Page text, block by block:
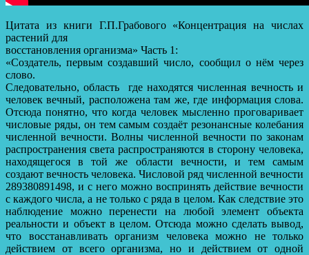
Цитата из книги Г.П.Грабового «Концентрация на числах
растений для
восстановления организма» Часть 1:
«Создатель, первым создавший число, сообщил о нём через
слово.
Следовательно, область где находятся численная вечность и
человек вечный, расположена там же, где информация слова.
Отсюда понятно, что когда человек мысленно проговаривает
числовые ряды, он тем самым создаёт резонансные колебания
численной вечности. Волны численной вечности по законам
распространения света распространяются в сторону человека,
находящегося в той же области вечности, и тем самым
создают вечность человека. Числовой ряд численной вечности
289380891498, и с него можно воспринять действие вечности
с каждого числа, а не только с ряда в целом. Как следствие это
наблюдение можно перенести на любой элемент объекта
реальности и объект в целом. Отсюда можно сделать вывод,
что восстанавливать организм человека можно не только
действием от всего организма, но и действием от одной